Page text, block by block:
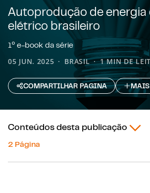
Autoprodução de energia
elétrico brasileiro
1º e-book da série
05 JUN. 2025 BRASIL 1 MIN DE
COMPARTILHAR PAGINA MAIS
Conteúdos desta publicação
2 Página